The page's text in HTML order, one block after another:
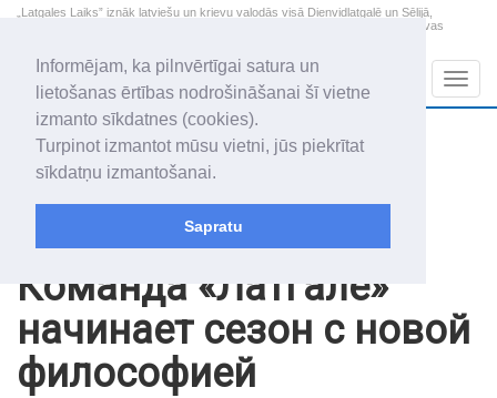
Informējam, ka pilnvērtīgai satura un
lietošanas ērtības nodrošināšanai šī vietne
izmanto sīkdatnes (cookies).
Turpinot izmantot mūsu vietni, jūs piekrītat
sīkdatņu izmantošanai.
Sapratu
„Latgales Laiks” iznāk latviešu un krievu valodās visā Dienvidlatgalē un Sēlijā,
„Latgales Laiks” latviešu valodā aptver Daugavpils valstspilsētu, Augšdaugavas
2026. gada 8. augusts
Sestdiena
Mudīte, Vladislava, Vladislavs
+12.4
Команда «Латгале»
начинает сезон с новой
философией